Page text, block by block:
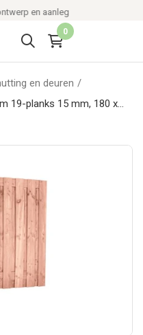
en aanleg
0
en deuren /
19-planks 15 mm, 180 x